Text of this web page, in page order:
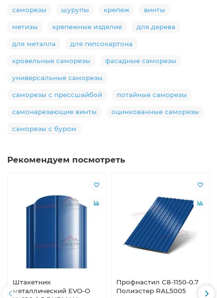
саморезы шурупы крепеж винты
метизы крепежные изделия для дерева
для металла для гипсокартона
кровельные саморезы фасадные саморезы
универсальные саморезы
саморезы с прессшайбой потайные саморезы
самонарезающие винты оцинкованные саморезы
саморезы с буром
Рекомендуем посмотреть
Штакетник
металлический EVO-O
Профнастил С8-1150-0.7
Полиэстер RAL5005